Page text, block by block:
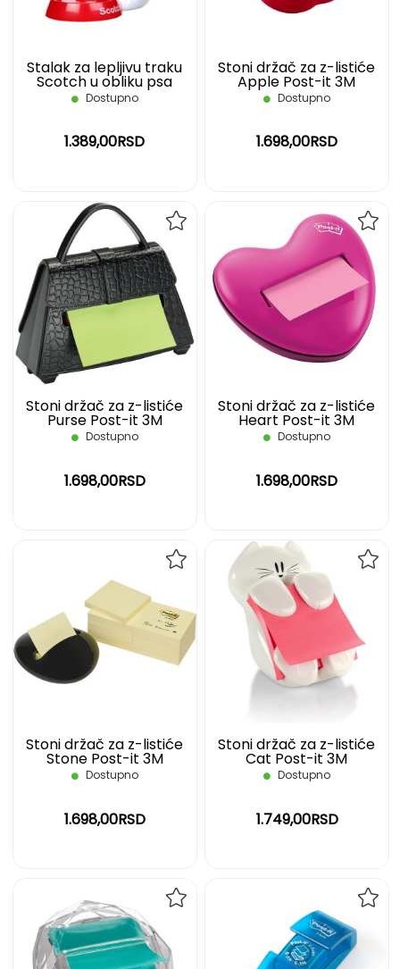
Stalak za lepljivu traku
Scotch u obliku psa
Dostupno
1.389,00RSD
Stoni držač za z-listiće
Apple Post-it 3M
Dostupno
1.698,00RSD
Stoni držač za z-listiće
Purse Post-it 3M
Dostupno
1.698,00RSD
NA
LISTU
ŽELJA
Stoni držač za z-listiće
Heart Post-it 3M
Dostupno
1.698,00RSD
NA
Stoni držač za z-listiće
Stone Post-it 3M
Dostupno
1.698,00RSD
NA
LISTU
Stoni držač za z-listiće
Cat Post-it 3M
Dostupno
1.749,00RSD